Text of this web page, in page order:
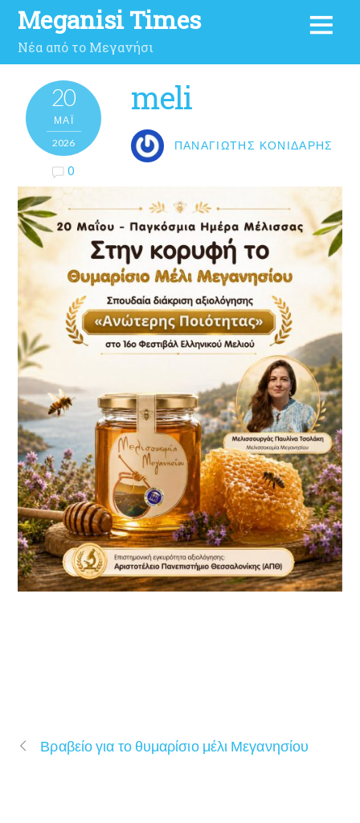
Meganisi Times
Νέα από το Μεγανήσι
20
ΜΑΪ́
2026
0
meli
ΠΑΝΑΓΙΏΤΗΣ ΚΟΝΙΔΆΡΗΣ
Βραβείο για το θυμαρίσιο μέλι Μεγανησίου